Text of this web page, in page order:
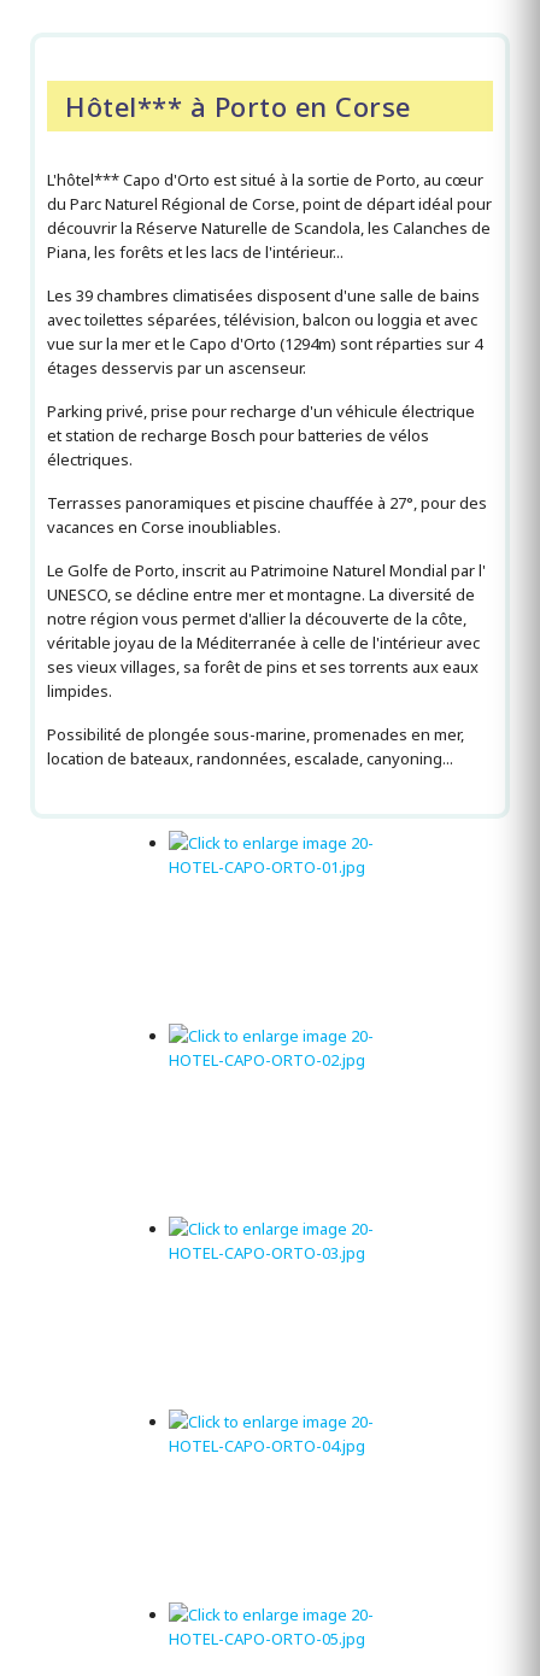
Hôtel*** à Porto en Corse
L'hôtel*** Capo d'Orto est situé à la sortie de Porto, au cœur
du Parc Naturel Régional de Corse, point de départ idéal pour
découvrir la Réserve Naturelle de Scandola, les Calanches de
Piana, les forêts et les lacs de l'intérieur...
Les 39 chambres climatisées disposent d'une salle de bains
avec toilettes séparées, télévision, balcon ou loggia et avec
vue sur la mer et le Capo d'Orto (1294m) sont réparties sur 4
étages desservis par un ascenseur.
Parking privé, prise pour recharge d'un véhicule électrique
et station de recharge Bosch pour batteries de vélos
électriques.
Terrasses panoramiques et piscine chauffée à 27°, pour des
vacances en Corse inoubliables.
Le Golfe de Porto, inscrit au Patrimoine Naturel Mondial par l'
UNESCO, se décline entre mer et montagne. La diversité de
notre région vous permet d'allier la découverte de la côte,
véritable joyau de la Méditerranée à celle de l'intérieur avec
ses vieux villages, sa forêt de pins et ses torrents aux eaux
limpides.
Possibilité de plongée sous-marine, promenades en mer,
location de bateaux, randonnées, escalade, canyoning...